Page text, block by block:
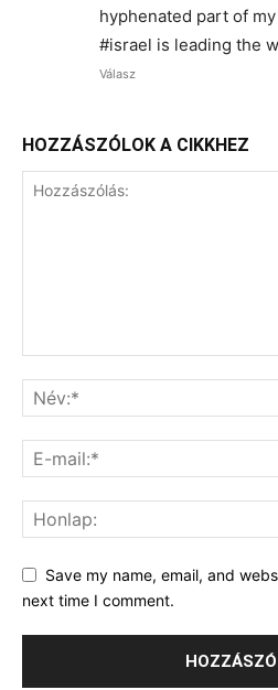
hyphenated part of
#israel is leading the
Válasz
HOZZÁSZÓLOK A CIKKHEZ
Save my name, email, and
next time I comment.